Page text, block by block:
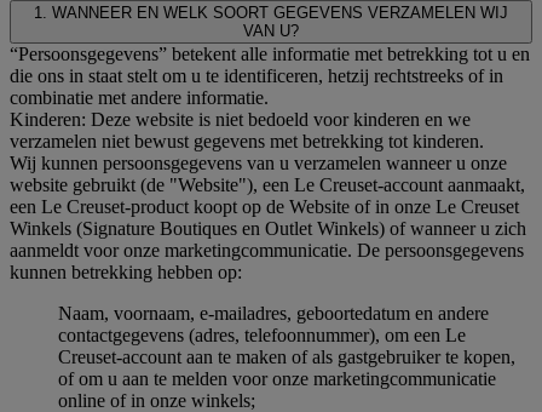
1. WANNEER EN WELK SOORT GEGEVENS VERZAMELEN WIJ
VAN U?
“Persoonsgegevens” betekent alle informatie met betrekking tot u en
die ons in staat stelt om u te identificeren, hetzij rechtstreeks of in
combinatie met andere informatie.
Kinderen: Deze website is niet bedoeld voor kinderen en we
verzamelen niet bewust gegevens met betrekking tot kinderen.
Wij kunnen persoonsgegevens van u verzamelen wanneer u onze
website gebruikt (de "Website"), een Le Creuset-account aanmaakt,
een Le Creuset-product koopt op de Website of in onze Le Creuset
Winkels (Signature Boutiques en Outlet Winkels) of wanneer u zich
aanmeldt voor onze marketingcommunicatie. De persoonsgegevens
kunnen betrekking hebben op:
Naam, voornaam, e-mailadres, geboortedatum en andere
contactgegevens (adres, telefoonnummer), om een Le
Creuset-account aan te maken of als gastgebruiker te kopen,
of om u aan te melden voor onze marketingcommunicatie
online of in onze winkels;